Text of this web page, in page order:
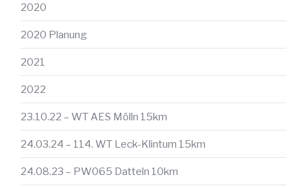
2020
2020 Planung
2021
2022
23.10.22 – WT AES Mölln 15km
24.03.24 – 114. WT Leck-Klintum 15km
24.08.23 – PW065 Datteln 10km